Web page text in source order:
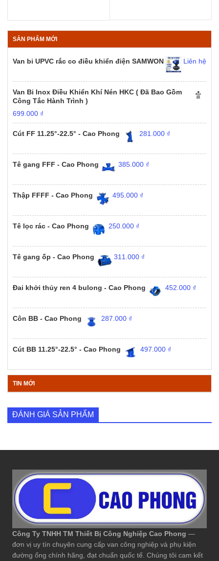
SẢN PHẨM MỚI
Van bi UPVC rắc co điều khiển điện SAMWON Liên hệ
Van Bi Inox Điều Khiển Khí Nén HKC ( Đã Bao Gồm
Công Tắc Hành Trình )
699.000 ₫
Cút FF 11.25°-22.5° - Cao Phong 281.000 ₫
Tê gang FFF - Cao Phong 385.000 ₫
Thập FFFF - Cao Phong 495.000 ₫
Tê lọc rác - Cao Phong 250.000 ₫
Tê gang ốp - Cao Phong 311.000 ₫
Đai khởi thủy ren 4 bulong - Cao Phong 452.000 ₫
Côn BB - Cao Phong 287.000 ₫
Cút BB 11.25°-22.5° - Cao Phong 497.000 ₫
TIN MỚI
ĐÁNH GIÁ SẢN PHẨM
Công Ty TNHH TM Thiết Bị Công Nghiệp Cao Phong —
đơn vị uy tín chuyên cung cấp van công nghiệp và phụ kiện
đường ống chính hãng, đạt chuẩn quốc tế. Chúng tôi cam kết